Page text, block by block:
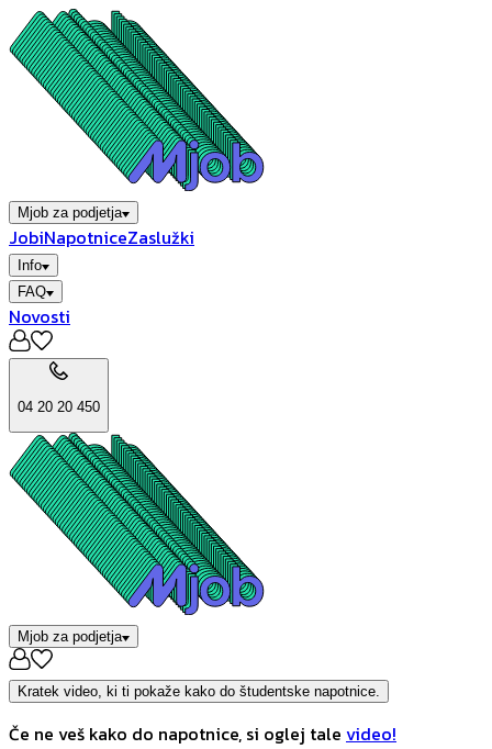
Mjob za podjetja
JobiNapotniceZaslužki
Info
FAQ
Novosti
04 20 20 450
Mjob za podjetja
Kratek video, ki ti pokaže kako do študentske napotnice.
Če ne veš kako do napotnice, si oglej tale video!